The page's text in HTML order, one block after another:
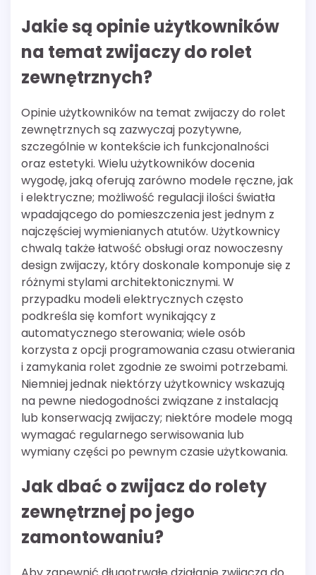
Jakie są opinie użytkowników
na temat zwijaczy do rolet
zewnętrznych?
Opinie użytkowników na temat zwijaczy do rolet
zewnętrznych są zazwyczaj pozytywne,
szczególnie w kontekście ich funkcjonalności
oraz estetyki. Wielu użytkowników docenia
wygodę, jaką oferują zarówno modele ręczne, jak
i elektryczne; możliwość regulacji ilości światła
wpadającego do pomieszczenia jest jednym z
najczęściej wymienianych atutów. Użytkownicy
chwalą także łatwość obsługi oraz nowoczesny
design zwijaczy, który doskonale komponuje się z
różnymi stylami architektonicznymi. W
przypadku modeli elektrycznych często
podkreśla się komfort wynikający z
automatycznego sterowania; wiele osób
korzysta z opcji programowania czasu otwierania
i zamykania rolet zgodnie ze swoimi potrzebami.
Niemniej jednak niektórzy użytkownicy wskazują
na pewne niedogodności związane z instalacją
lub konserwacją zwijaczy; niektóre modele mogą
wymagać regularnego serwisowania lub
wymiany części po pewnym czasie użytkowania.
Jak dbać o zwijacz do rolety
zewnętrznej po jego
zamontowaniu?